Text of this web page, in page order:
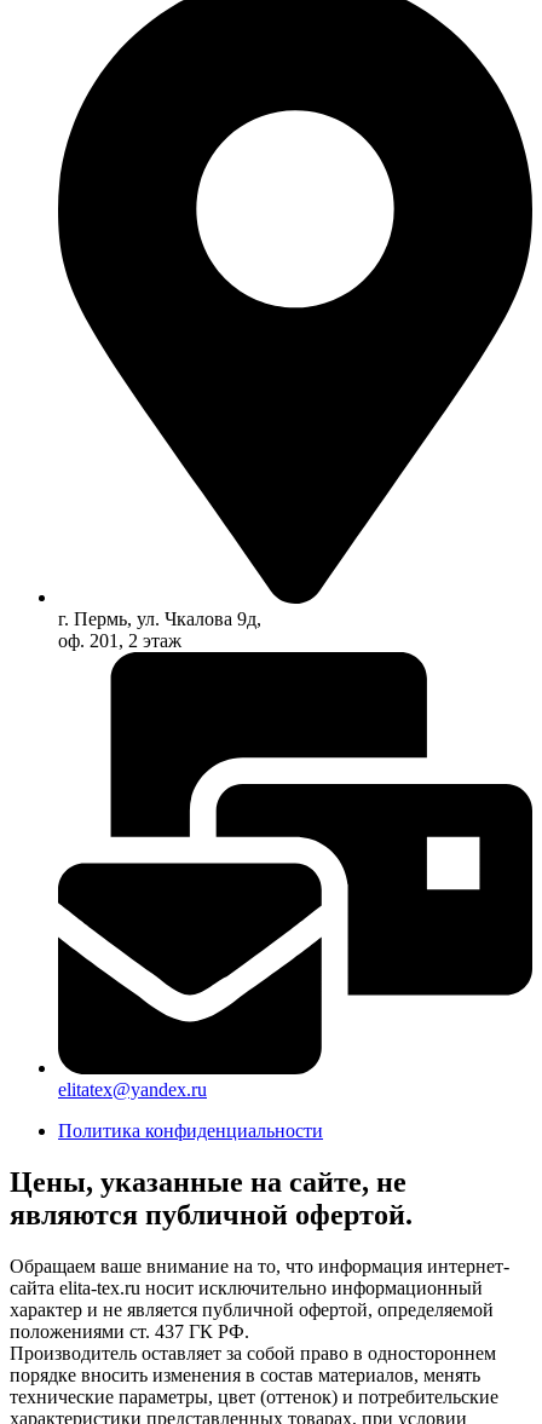
г. Пермь, ул. Чкалова 9д,
оф. 201, 2 этаж
elitatex@yandex.ru
Политика конфиденциальности
Цены, указанные на сайте, не
являются публичной офертой.
Обращаем ваше внимание на то, что информация интернет-
сайта elita-tex.ru носит исключительно информационный
характер и не является публичной офертой, определяемой
положениями ст. 437 ГК РФ.
Производитель оставляет за собой право в одностороннем
порядке вносить изменения в состав материалов, менять
технические параметры, цвет (оттенок) и потребительские
характеристики представленных товарах, при условии